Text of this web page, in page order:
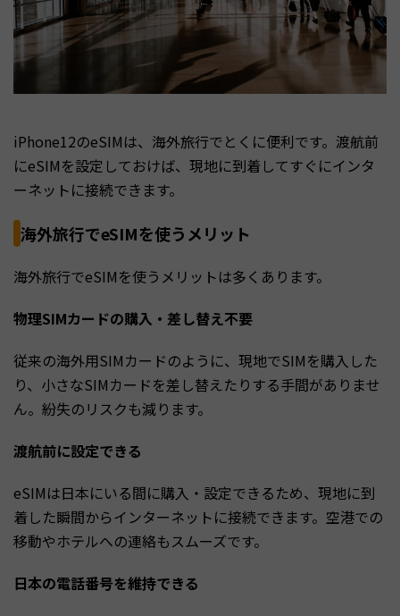
iPhone12のeSIMは、海外旅行でとくに便利です。渡航前
にeSIMを設定しておけば、現地に到着してすぐにインタ
ーネットに接続できます。
海外旅行でeSIMを使うメリット
海外旅行でeSIMを使うメリットは多くあります。
物理SIMカードの購入・差し替え不要
従来の海外用SIMカードのように、現地でSIMを購入した
り、小さなSIMカードを差し替えたりする手間がありませ
ん。紛失のリスクも減ります。
渡航前に設定できる
eSIMは日本にいる間に購入・設定できるため、現地に到
着した瞬間からインターネットに接続できます。空港での
移動やホテルへの連絡もスムーズです。
日本の電話番号を維持できる